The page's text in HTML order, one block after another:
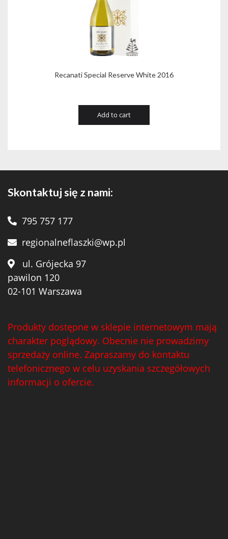
Recanati Special Reserve White 2016
Add to cart
Skontaktuj się z nami:
795 757 177
regionalneflaszki@wp.pl
ul. Grójecka 97
pawilon 120
02-101 Warszawa
Produkty dostępne w sklepie internetowym mają
charakter poglądowy. Obecnie nie prowadzimy
sprzedaży online. Zapraszamy do kontaktu
telefonicznego w celu uzyskania szczegółowych
informacji o ofercie.